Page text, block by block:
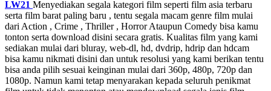
LW21 Menyediakan segala kategori film seperti film asia terbaru
serta film barat paling baru , tentu segala macam genre film mulai
dari Action , Crime , Thriller , Horror Ataupun Comedy bisa kamu
tonton serta download disini secara gratis. Kualitas film yang kami
sediakan mulai dari bluray, web-dl, hd, dvdrip, hdrip dan hdcam
bisa kamu nikmati disini dan untuk resolusi yang kami berikan tentu
bisa anda pilih sesuai keinginan mulai dari 360p, 480p, 720p dan
1080p. Namun kami tetap menyarakan kepada seluruh penikmat